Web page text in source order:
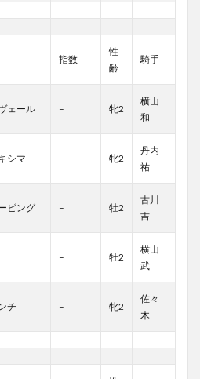
指数
性
齢
騎手
ェール – 牝2
横山
和
シマ – 牝2
丹内
祐
ビング – 牡2
古川
吉
– 牡2
横山
武
チ – 牝2
佐々
木